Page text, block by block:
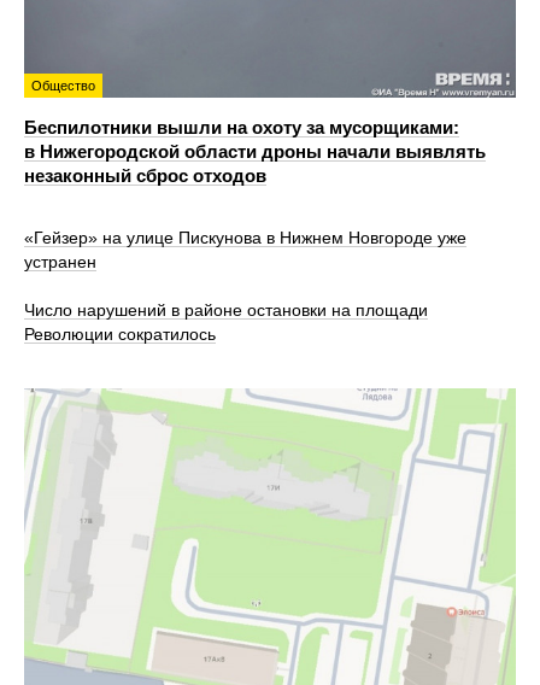
Общество
Беспилотники вышли на охоту за мусорщиками:
в Нижегородской области дроны начали выявлять
незаконный сброс отходов
«Гейзер» на улице Пискунова в Нижнем Новгороде уже
устранен
Число нарушений в районе остановки на площади
Революции сократилось